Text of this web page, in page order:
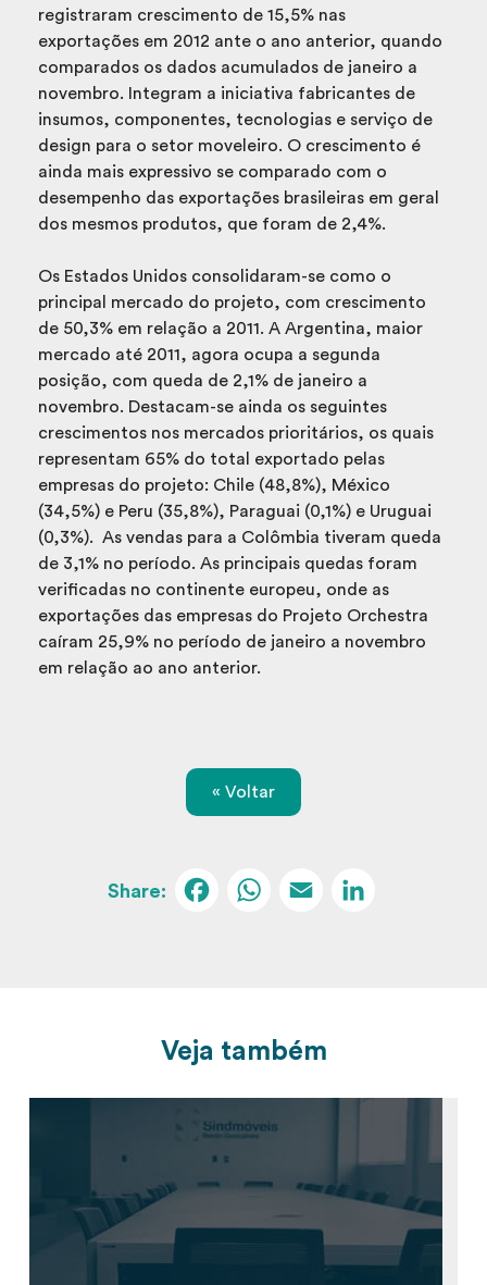
registraram crescimento de 15,5% nas
exportações em 2012 ante o ano anterior, quando
comparados os dados acumulados de janeiro a
novembro. Integram a iniciativa fabricantes de
insumos, componentes, tecnologias e serviço de
design para o setor moveleiro. O crescimento é
ainda mais expressivo se comparado com o
desempenho das exportações brasileiras em geral
dos mesmos produtos, que foram de 2,4%.
Os Estados Unidos consolidaram-se como o
principal mercado do projeto, com crescimento
de 50,3% em relação a 2011. A Argentina, maior
mercado até 2011, agora ocupa a segunda
posição, com queda de 2,1% de janeiro a
novembro. Destacam-se ainda os seguintes
crescimentos nos mercados prioritários, os quais
representam 65% do total exportado pelas
empresas do projeto: Chile (48,8%), México
(34,5%) e Peru (35,8%), Paraguai (0,1%) e Uruguai
(0,3%). As vendas para a Colômbia tiveram queda
de 3,1% no período. As principais quedas foram
verificadas no continente europeu, onde as
exportações das empresas do Projeto Orchestra
caíram 25,9% no período de janeiro a novembro
em relação ao ano anterior.
« Voltar
Facebook
WhatsApp
Email
Veja também